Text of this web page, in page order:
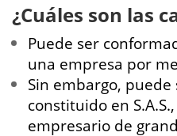
¿Cuáles son las
Puede ser
una empresa por
Sin embargo,
constituido en
empresario de